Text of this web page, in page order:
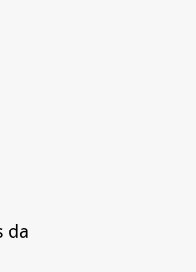
da